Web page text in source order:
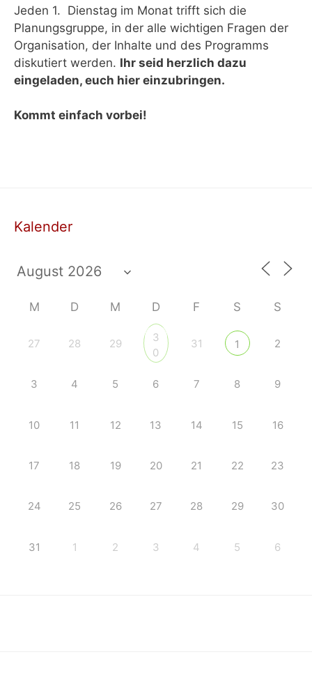
Jeden 1. Dienstag im Monat trifft sich die
Planungsgruppe, in der alle wichtigen Fragen der
Organisation, der Inhalte und des Programms
diskutiert werden. Ihr seid herzlich dazu
eingeladen, euch hier einzubringen.
Kommt einfach vorbei!
Kalender
M D M D F S S
27 28 29
3
0
31 1 2
3 4 5 6 7 8 9
10 11 12 13 14 15 16
17 18 19 20 21 22 23
24 25 26 27 28 29 30
31 1 2 3 4 5 6